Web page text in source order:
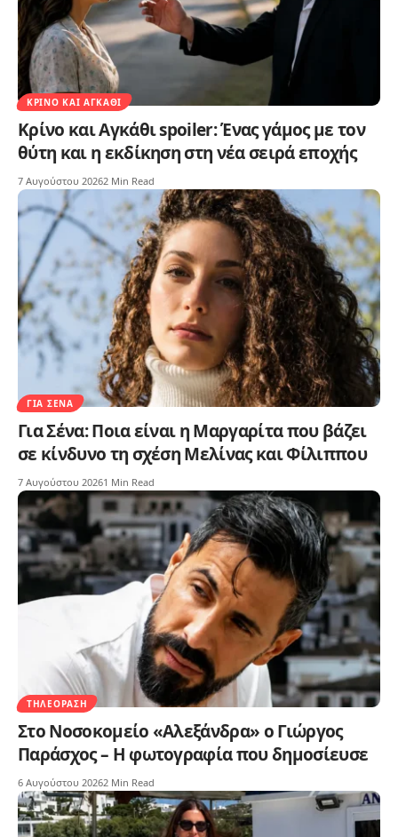
ΚΡΊΝΟ ΚΑΙ ΑΓΚΆΘΙ
Κρίνο και Αγκάθι spoiler: Ένας γάμος με τον
θύτη και η εκδίκηση στη νέα σειρά εποχής
7 Αυγούστου 20262 Min Read
ΓΙΑ ΣΈΝΑ
Για Σένα: Ποια είναι η Μαργαρίτα που βάζει
σε κίνδυνο τη σχέση Μελίνας και Φίλιππου
7 Αυγούστου 20261 Min Read
ΤΗΛΕΌΡΑΣΗ
Στο Νοσοκομείο «Αλεξάνδρα» ο Γιώργος
Παράσχος – Η φωτογραφία που δημοσίευσε
6 Αυγούστου 20262 Min Read